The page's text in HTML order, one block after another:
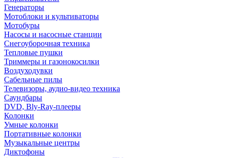
Генераторы
Мотоблоки и культиваторы
Мотобуры
Насосы и насосные станции
Снегоуборочная техника
Тепловые пушки
Триммеры и газонокосилки
Воздуходувки
Сабельные пилы
Телевизоры, аудио-видео техника
Саундбары
DVD, Bly-Ray-плееры
Колонки
Умные колонки
Портативные колонки
Музыкальные центры
Диктофоны